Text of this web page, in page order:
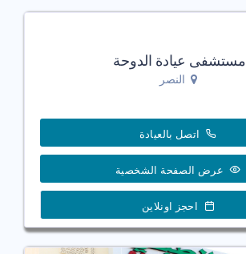
مستشفى عيادة الدوحة
النصر
اتصل بالعيادة
عرض الصفحة الشخصية
احجز اونلاين